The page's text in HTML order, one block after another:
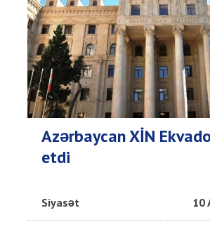
Azərbaycan XİN
etdi
Siyasət 10